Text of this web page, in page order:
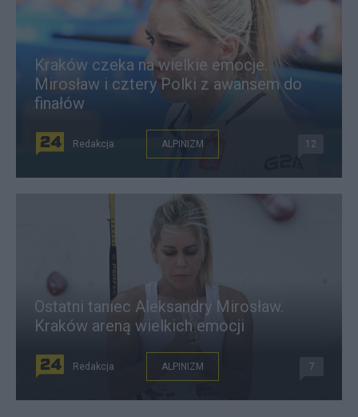
Kraków czeka na wielkie emocje.
Mirosław i cztery Polki z awansem do
finałów
Redakcja ALPINIZM 12
Ostatni taniec Aleksandry Mirosław.
Kraków areną wielkich emocji
Redakcja ALPINIZM 7